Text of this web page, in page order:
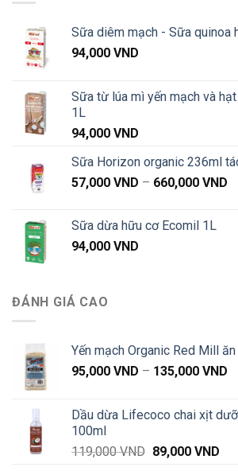
Sữa diêm mạch - Sữa quinoa
94,000 VND
Sữa từ lúa mì yến mạch và
1L
94,000 VND
Sữa Horizon organic 236ml
57,000 VND – 660,000 VND
Sữa dừa hữu cơ Ecomil 1L
94,000 VND
ĐÁNH GIÁ CAO
Yến mạch Organic Red Mill
95,000 VND – 135,000 VND
Dầu dừa Lifecoco chai xịt
100ml
119,000VND Giá
89,000 VNDGiá